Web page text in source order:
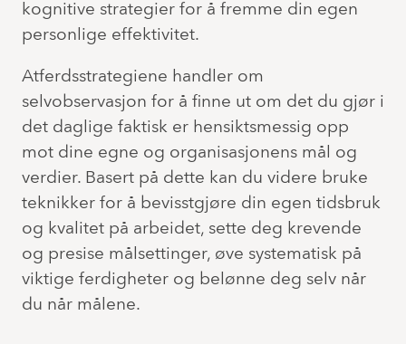
kognitive strategier for å fremme din egen
personlige effektivitet.
Atferdsstrategiene handler om
selvobservasjon for å finne ut om det du gjør i
det daglige faktisk er hensiktsmessig opp
mot dine egne og organisasjonens mål og
verdier. Basert på dette kan du videre bruke
teknikker for å bevisstgjøre din egen tidsbruk
og kvalitet på arbeidet, sette deg krevende
og presise målsettinger, øve systematisk på
viktige ferdigheter og belønne deg selv når
du når målene.